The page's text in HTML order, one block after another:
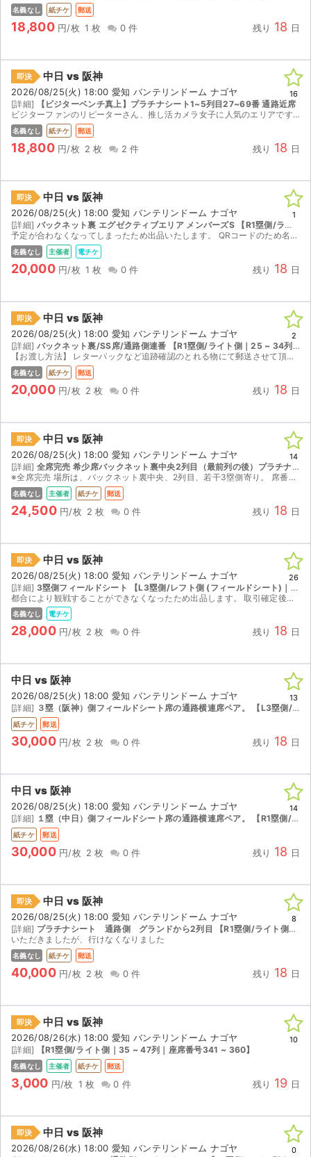
名義なし 紙チケ 郵送
18,800 円/枚 1 枚 0 件 残り 18 日
即決 中日 vs 阪神
2026/08/25(火) 18:00 愛知 バンテリンドーム ナゴヤ
[詳細]
【ビジターベンチ真上】プラチナシート1~5列目27~69番 通路近席
ビジターファンのリピーターさん、推し活カメラ女子に人気のエリアです。通路が近いため出入りも楽です。出品チケットは、実際の席列が1~5列目のチケットとなります＊ベンチ上の席はチケット表記12列目が...
名義なし 紙チケ 郵送
18,800 円/枚 2 枚 2 件 残り 18 日
16
即決 中日 vs 阪神
2026/08/25(火) 18:00 愛知 バンテリンドーム ナゴヤ
[詳細] バックネット裏 エグゼクティブエリア メンバーズS 【R1塁側/ライト側｜25 ~ 34列｜座席番号21 ~ 40】
予定が合わなくなってしまったため出品いたします。 QRコードのため名義なしにしてます 完売してる試合です バンテリンドーム阪神戦最終シリーズです どちらの応援も可能なお席です 【お渡し方法】 ...
名義なし 主催者 電チケ
20,000 円/枚 1 枚 0 件 残り 18 日
1
即決 中日 vs 阪神
2026/08/25(火) 18:00 愛知 バンテリンドーム ナゴヤ
[詳細] バックネット裏/SS席/通路側連番 【R1塁側/ライト側｜25 ~ 34列｜座席番号101 ~ 121】
【お渡し方法】 レターパックなど追跡確認のとれる物にて郵送させて頂きます。 【注意事項】 公演が中止となった場合のみ、手数料を差し引いた金額を返金いたします。 取引確定後のキャンセルはお受けで...
名義なし 紙チケ 郵送
20,000 円/枚 2 枚 0 件 残り 18 日
2
即決 中日 vs 阪神
2026/08/25(火) 18:00 愛知 バンテリンドーム ナゴヤ
[詳細] 全席完売 希少席バックネット裏中央2列目（最前列の後）プラチナシートペア
※全席完売 場所は、バックネット裏中央、2列目、若干3塁側寄り。 席番は、L021～L026の間の通路側近くです。 プラチナシートシーズン指定席ペア。 選手が目の前に見えます。
名義なし 主催者 紙チケ 郵送
24,500 円/枚 2 枚 0 件 残り 18 日
14
即決 中日 vs 阪神
2026/08/25(火) 18:00 愛知 バンテリンドーム ナゴヤ
[詳細] 3塁側フィールドシート 【L3塁側/レフト側 (フィールドシート)｜1 ~ 3列｜座席番号1 ~ 28】
都合により観戦することができなくなったため出品します。 取引確定後のキャンセルはお受けできません。 迅速で丁寧な対応を心がけておりますので、よろしくお願いいたします。
名義なし 電チケ
28,000 円/枚 2 枚 0 件 残り 18 日
26
中日 vs 阪神
2026/08/25(火) 18:00 愛知 バンテリンドーム ナゴヤ
[詳細] ３塁（阪神）側フィールドシート席の通路横連席ペア。 【L3塁側/レフト側 (フィールドシート)｜1 ~ 3列｜座席番号1 ~ 28】
紙チケ 郵送
30,000 円/枚 2 枚 0 件 残り 18 日
13
中日 vs 阪神
2026/08/25(火) 18:00 愛知 バンテリンドーム ナゴヤ
[詳細] １塁（中日）側フィールドシート席の通路横連席ペア。 【R1塁側/ライト側 (フィールドシート)｜1 ~ 3列｜座席番号1 ~ 28】
紙チケ 郵送
30,000 円/枚 2 枚 0 件 残り 18 日
14
即決 中日 vs 阪神
2026/08/25(火) 18:00 愛知 バンテリンドーム ナゴヤ
[詳細] プラチナシート 通路側 グランドから2列目 【R1塁側/ライト側｜1 ~ 24列｜座席番号21 ~ 40】
いただきましたが、行けなくなりました
名義なし 紙チケ 郵送
40,000 円/枚 2 枚 0 件 残り 18 日
8
即決 中日 vs 阪神
2026/08/26(水) 18:00 愛知 バンテリンドーム ナゴヤ
[詳細] 【R1塁側/ライト側｜35 ~ 47列｜座席番号341 ~ 360】
名義なし 主催者 紙チケ 郵送
3,000 円/枚 1 枚 0 件 残り 19 日
10
即決 中日 vs 阪神
2026/08/26(水) 18:00 愛知 バンテリンドーム ナゴヤ 0